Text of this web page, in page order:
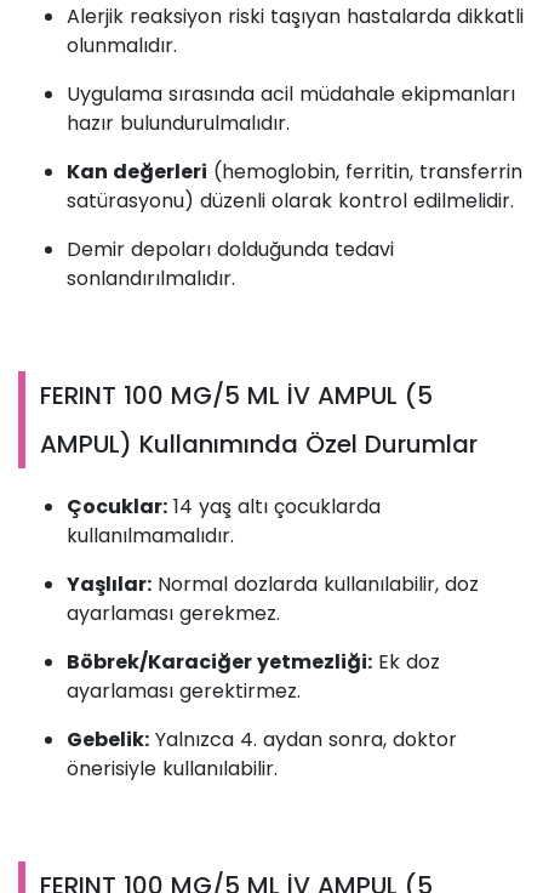
Alerjik reaksiyon riski taşıyan hastalarda dikkatli
olunmalıdır.
Uygulama sırasında acil müdahale ekipmanları
hazır bulundurulmalıdır.
Kan değerleri (hemoglobin, ferritin, transferrin
satürasyonu) düzenli olarak kontrol edilmelidir.
Demir depoları dolduğunda tedavi
sonlandırılmalıdır.
FERINT 100 MG/5 ML İV AMPUL (5
AMPUL) Kullanımında Özel Durumlar
Çocuklar: 14 yaş altı çocuklarda
kullanılmamalıdır.
Yaşlılar: Normal dozlarda kullanılabilir, doz
ayarlaması gerekmez.
Böbrek/Karaciğer yetmezliği: Ek doz
ayarlaması gerektirmez.
Gebelik: Yalnızca 4. aydan sonra, doktor
önerisiyle kullanılabilir.
FERINT 100 MG/5 ML İV AMPUL (5